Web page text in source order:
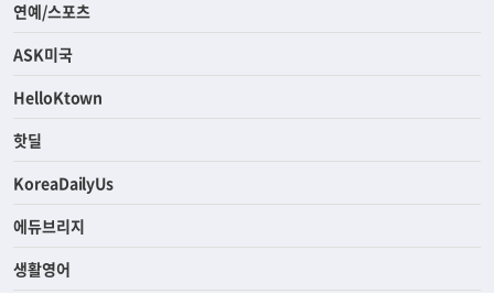
라이프
연예/스포츠
ASK미국
HelloKtown
핫딜
KoreaDailyUs
에듀브리지